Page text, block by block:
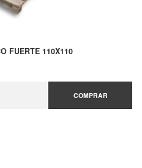
FUERTE 110X110
COMPRAR